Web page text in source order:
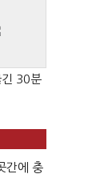
긴 30분
간에 충